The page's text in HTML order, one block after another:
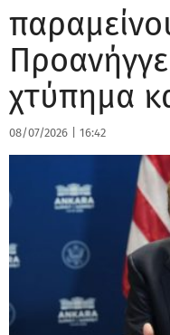
χτύπημα
08/07/2026 16:42